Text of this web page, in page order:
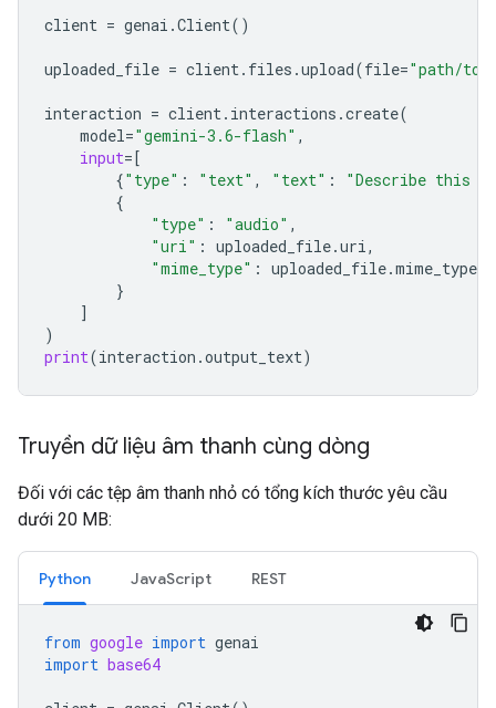
client = genai .Client()
uploaded_file = client . files .upload(file="path/to/
interaction = client . interactions .create(
model="gemini-3.6-flash" ,
input=[
{"type" : "text" , "text" :
"Describe this
{
"type" : "audio" ,
"uri" : uploaded_file.uri ,
"mime_type" : uploaded_file.mime_type
}
]
)
print(interaction .output_text)
Truyền dữ liệu âm thanh cùng dòng
Đối với các tệp âm thanh nhỏ có tổng kích thước yêu cầu
dưới 20 MB:
Python JavaScript REST
from google import genai
import base64